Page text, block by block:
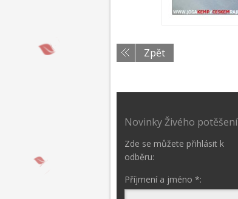
Zpět
Novinky Živého potěšení
Zde se můžete přihlásit k
odběru:
Příjmení a jméno *: